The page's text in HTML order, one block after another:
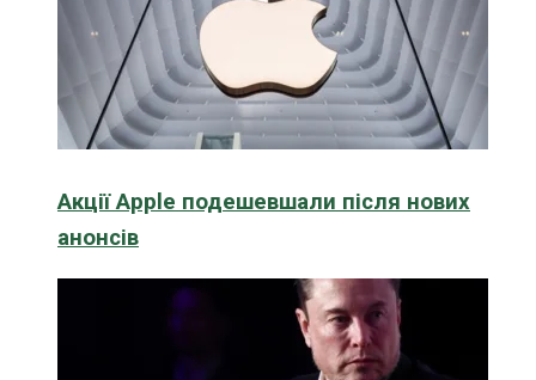
Акції Apple подешевшали після нових
анонсів